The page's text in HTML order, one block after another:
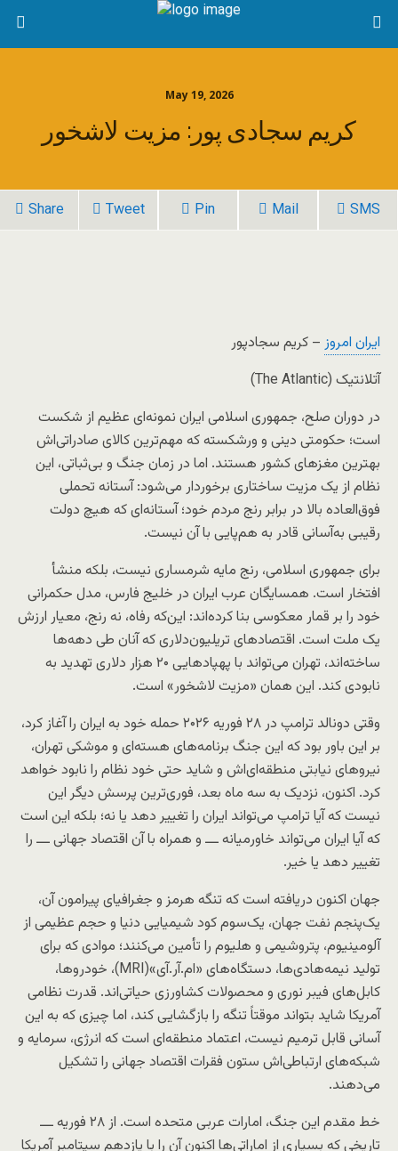
May 19, 2026
کریم سجادی پور: مزیت لاشخور
Share Tweet Pin Mail SMS
ایران امروز – کریم سجادپور
آتلانتیک (The Atlantic)
در دوران صلح، جمهوری اسلامی ایران نمونه‌ای عظیم از شکست
است؛ حکومتی دینی و ورشکسته که مهم‌ترین کالای صادراتی‌اش
بهترین مغزهای کشور هستند. اما در زمان جنگ و بی‌ثباتی، این
نظام از یک مزیت ساختاری برخوردار می‌شود: آستانه تحملی
فوق‌العاده بالا در برابر رنج مردم خود؛ آستانه‌ای که هیچ دولت
رقیبی به‌آسانی قادر به هم‌پایی با آن نیست.
برای جمهوری اسلامی، رنج مایه شرمساری نیست، بلکه منشأ
افتخار است. همسایگان عرب ایران در خلیج فارس، مدل حکمرانی
خود را بر قمار معکوسی بنا کرده‌اند: این‌که رفاه، نه رنج، معیار ارزش
یک ملت است. اقتصادهای تریلیون‌دلاری که آنان طی دهه‌ها
ساخته‌اند، تهران می‌تواند با پهپادهایی ۲۰ هزار دلاری تهدید به
نابودی کند. این همان «مزیت لاشخور» است.
وقتی دونالد ترامپ در ۲۸ فوریه ۲۰۲۶ حمله خود به ایران را آغاز کرد،
بر این باور بود که این جنگ برنامه‌های هسته‌ای و موشکی تهران،
نیروهای نیابتی منطقه‌ای‌اش و شاید حتی خود نظام را نابود خواهد
کرد. اکنون، نزدیک به سه ماه بعد، فوری‌ترین پرسش دیگر این
نیست که آیا ترامپ می‌تواند ایران را تغییر دهد یا نه؛ بلکه این است
که آیا ایران می‌تواند خاورمیانه ـــ و همراه با آن اقتصاد جهانی ـــ را
تغییر دهد یا خیر.
جهان اکنون دریافته است که تنگه هرمز و جغرافیای پیرامون آن،
یک‌پنجم نفت جهان، یک‌سوم کود شیمیایی دنیا و حجم عظیمی از
آلومینیوم، پتروشیمی و هلیوم را تأمین می‌کنند؛ موادی که برای
تولید نیمه‌هادی‌ها، دستگاه‌های «ام.آر‌.آی»(MRI)، خودروها،
کابل‌های فیبر نوری و محصولات کشاورزی حیاتی‌اند. قدرت نظامی
آمریکا شاید بتواند موقتاً تنگه را بازگشایی کند، اما چیزی که به این
آسانی قابل ترمیم نیست، اعتماد منطقه‌ای است که انرژی، سرمایه و
شبکه‌های ارتباطی‌اش ستون فقرات اقتصاد جهانی را تشکیل
می‌دهند.
خط مقدم این جنگ، امارات عربی متحده است. از ۲۸ فوریه ـــ
تاریخی که بسیاری از اماراتی‌ها اکنون آن را با یازدهم سپتامبر آمریکا